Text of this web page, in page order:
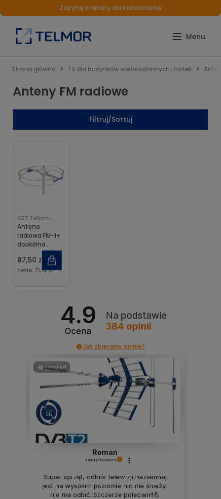
Zapytaj o rabaty dla Instalatorów
Strona główna TV dla budynków wielorodzinnych i hoteli
Anteny FM radiowe
Filtruj/Sortuj
GZT Telkom-
Telmor sp. z o.o.
Antena
radiowa FM-1+
dookólna
87,50 zł
netto: 71,14 zł
4.9
Ocena
Na podstawie
384opinii
Jak zbieramy opinie?
podgląd
Roman
zweryfikowano
Super sprzęt, odbiór telewizji naziemnej
jest na wysokim poziomie nic nie śnieży,
nie ma odbić. Szczerze polecam!!💪